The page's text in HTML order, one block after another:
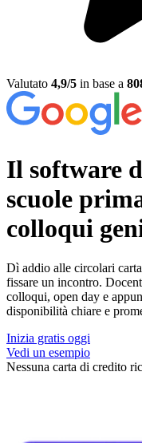
Valutato 4,9/5 in base a
Il software
scuole
colloqui
Dì addio alle circolari
fissare un incontro.
colloqui, open day e
disponibilità chiare e
Inizia gratis oggi
Vedi un esempio
Nessuna carta di credito